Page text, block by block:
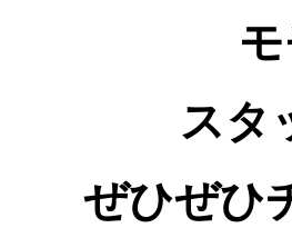
スタ
ぜひぜひ